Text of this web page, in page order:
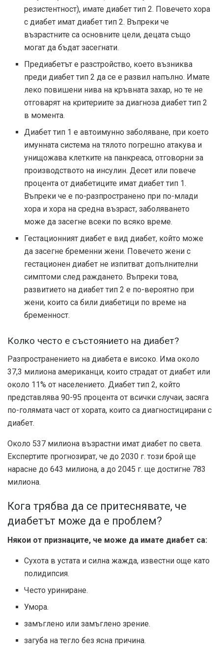
резистентност), имате диабет тип 2. Повечето хора
с диабет имат диабет тип 2. Въпреки че
възрастните са основните цели, децата също
могат да бъдат засегнати.
Предиабетът е разстройство, което възниква
преди диабет тип 2 да се е развил напълно. Имате
леко повишени нива на кръвната захар, но те не
отговарят на критериите за диагноза диабет тип 2
в момента.
Диабет тип 1 е автоимунно заболяване, при което
имунната система на тялото погрешно атакува и
унищожава клетките на панкреаса, отговорни за
производството на инсулин. Десет или повече
процента от диабетиците имат диабет тип 1.
Въпреки че е по-разпространено при по-млади
хора и хора на средна възраст, заболяването
може да засегне всеки по всяко време.
Гестационният диабет е вид диабет, който може
да засегне бременни жени. Повечето жени с
гестационен диабет не изпитват допълнителни
симптоми след раждането. Въпреки това,
развитието на диабет тип 2 е по-вероятно при
жени, които са били диабетици по време на
бременност.
Колко често е състоянието на диабет?
Разпространението на диабета е високо. Има около
37,3 милиона американци, които страдат от диабет или
около 11% от населението. Диабет тип 2, който
представлява 90-95 процента от всички случаи, засяга
по-голямата част от хората, които са диагностицирани с
диабет.
Около 537 милиона възрастни имат диабет по света.
Експертите прогнозират, че до 2030 г. този брой ще
нарасне до 643 милиона, а до 2045 г. ще достигне 783
милиона.
Кога трябва да се притеснявате, че
диабетът може да е проблем?
Някои от признаците, че може да имате диабет са:
Сухота в устата и силна жажда, известни още като
полидипсия.
Често уриниране.
Умора.
замъглено или замъглено зрение.
загуба на тегло без ясна причина.